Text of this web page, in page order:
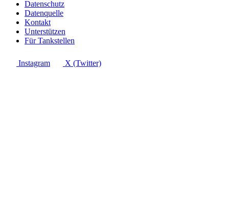
Datenschutz
Datenquelle
Kontakt
Unterstützen
Für Tankstellen
Instagram X (Twitter)